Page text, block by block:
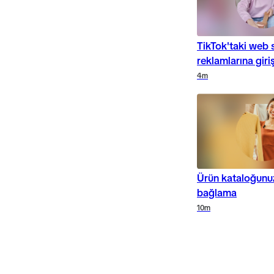
TikTok'taki web
reklamlarına
4m
Ürün
bağlama
10m